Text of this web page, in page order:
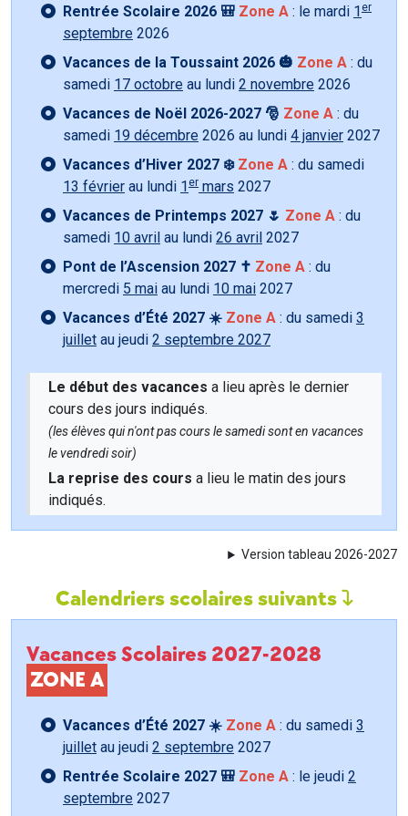
Rentrée Scolaire 2026 🎒 Zone A : le mardi 1 er
septembre 2026
Vacances de la Toussaint 2026 🎃 Zone A : du
samedi 17 octobre au lundi 2 novembre 2026
Vacances de Noël 2026-2027 🎅 Zone A : du
samedi 19 décembre 2026 au lundi 4 janvier 2027
Vacances d’Hiver 2027 ❄️ Zone A : du samedi
13 février au lundi 1 er mars 2027
Vacances de Printemps 2027 🌷 Zone A : du
samedi 10 avril au lundi 26 avril 2027
Pont de l’Ascension 2027 ✝️ Zone A : du
mercredi 5 mai au lundi 10 mai 2027
Vacances d’Été 2027 ☀️ Zone A : du samedi 3
juillet au jeudi 2 septembre 2027
Le début des vacances a lieu après le dernier
cours des jours indiqués.
(les élèves qui n'ont pas cours le samedi sont en vacances
le vendredi soir)
La reprise des cours a lieu le matin des jours
indiqués.
Version tableau 2026-2027
Calendriers scolaires suivants
Vacances Scolaires 2027-2028
ZONE A
Vacances d’Été 2027 ☀️ Zone A : du samedi 3
juillet au jeudi 2 septembre 2027
Rentrée Scolaire 2027 🎒 Zone A : le jeudi 2
septembre 2027